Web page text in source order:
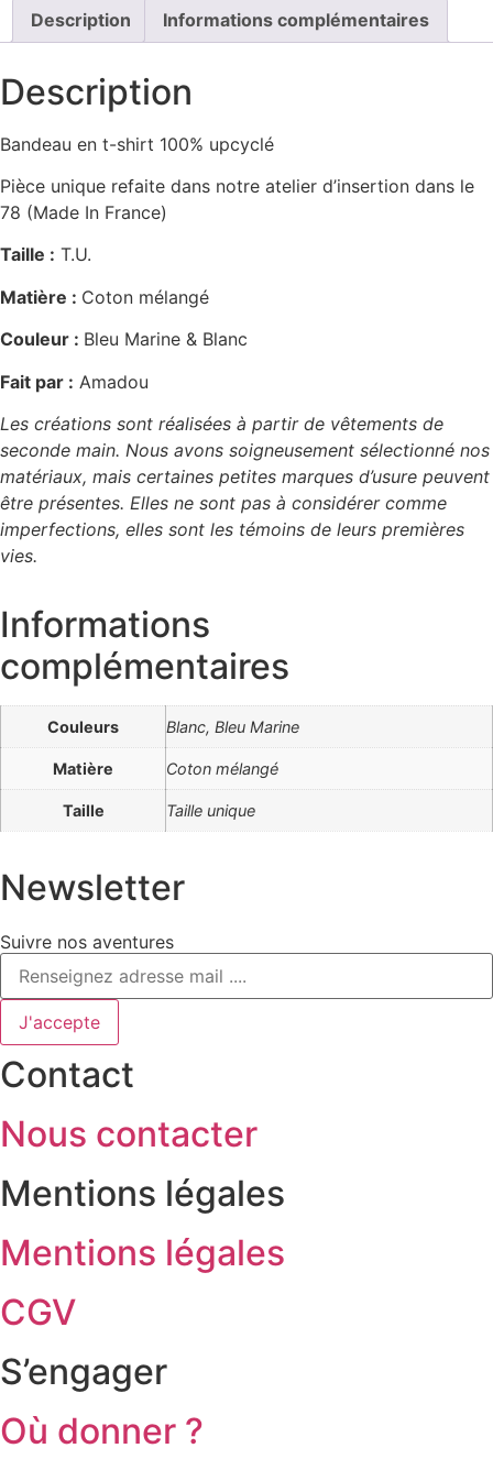
Description Informations complémentaires
Description
Bandeau en t-shirt 100% upcyclé
Pièce unique refaite dans notre atelier d’insertion dans le
78 (Made In France)
Taille : T.U.
Matière : Coton mélangé
Couleur : Bleu Marine & Blanc
Fait par : Amadou
Les créations sont réalisées à partir de vêtements de
seconde main. Nous avons soigneusement sélectionné nos
matériaux, mais certaines petites marques d’usure peuvent
être présentes. Elles ne sont pas à considérer comme
imperfections, elles sont les témoins de leurs premières
vies.
Informations
complémentaires
Couleurs Blanc, Bleu Marine
Matière Coton mélangé
Taille Taille unique
Newsletter
Suivre nos aventures
J'accepte
Contact
Nous contacter
Mentions légales
Mentions légales
CGV
S’engager
Où donner ?